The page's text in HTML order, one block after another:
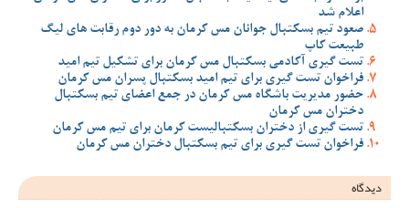
اعلام شد
صعود تیم بسکتبال جوانان مس کرمان به دور دوم رقابت های لیگ
طبیعت کاپ
تست گیری آکادمی بسکتبال مس کرمان برای تشکیل تیم امید
فراخوان تست گیری برای تیم امید بسکتبال پسران مس کرمان
حضور مدیریت باشگاه مس کرمان در جمع اعضای تیم بسکتبال
دختران مس کرمان
تست گیری از دختران بسکتبالیست کرمان برای تیم مس کرمان
فراخوان تست گیری برای تیم بسکتبال دختران مس کرمان
دیدگاه